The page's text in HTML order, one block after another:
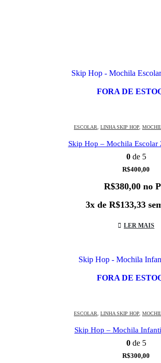
FORA DE
ESCOLAR, LINHA SKIP HOP,
Skip Hop – Mochila Escolar
0de 5
R$400,00
R$380,00 no
3x de R$133,33
LER MAIS
FORA DE
ESCOLAR, LINHA SKIP HOP,
Skip Hop – Mochila
0de 5
R$300,00